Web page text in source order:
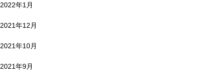
2022年1月
2021年12月
2021年10月
2021年9月